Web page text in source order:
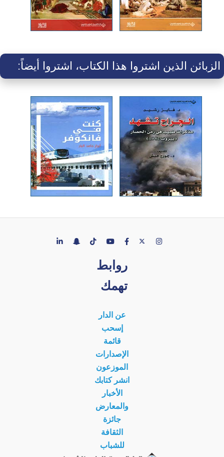
الزبائن الذين اشتروا هذا الكتاب، اشتروا أيضاً:
روابط
تهمك
عن الدار
إسحب
قائمة
الإصدارات
الموزعون
انشر كتابك
الأخبار
والمعارض
جائزة
الثقافة
للشباب